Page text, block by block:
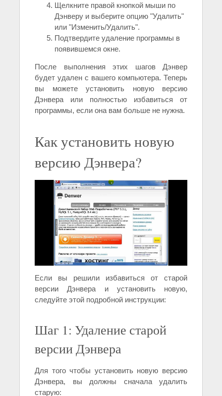
Щелкните правой кнопкой мыши по
Дэнверу и выберите опцию "Удалить"
или "Изменить/Удалить".
Подтвердите удаление программы в
появившемся окне.
После выполнения этих шагов Дэнвер
будет удален с вашего компьютера. Теперь
вы можете установить новую версию
Дэнвера или полностью избавиться от
программы, если она вам больше не нужна.
Как установить новую
версию Дэнвера?
Если вы решили избавиться от старой
версии Дэнвера и установить новую,
следуйте этой подробной инструкции:
Шаг 1: Удаление старой
версии Дэнвера
Для того чтобы установить новую версию
Дэнвера, вы должны сначала удалить
старую: